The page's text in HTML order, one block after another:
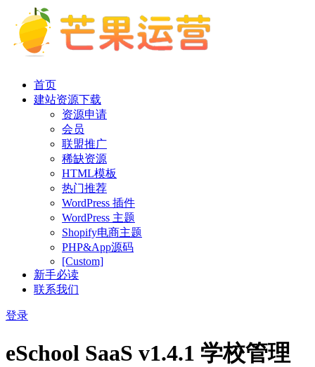
首页
建站资源下载
资源申请
会员
联盟推广
稀缺资源
HTML模板
热门推荐
WordPress 插件
WordPress 主题
Shopify电商主题
PHP&App源码
[Custom]
新手必读
联系我们
登录
eSchool SaaS v1.4.1 学校管理